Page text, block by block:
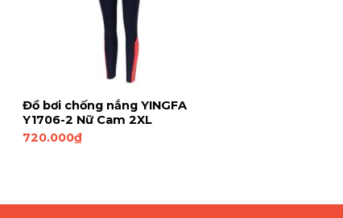
Đồ bơi chống nắng YINGFA
Y1706-2 Nữ Cam 2XL
720.000₫